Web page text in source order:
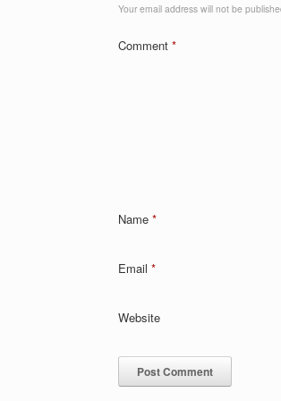
Your email address will not be
Comment *
Name *
Email *
Website